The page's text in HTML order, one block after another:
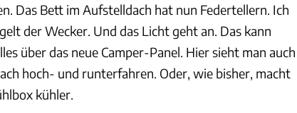
Das Bett im Aufstelldach hat nun Federtellern. Ich
der Wecker. Und das Licht geht an. Das kann
über das neue Camper-Panel. Hier sieht man auch
hoch- und runterfahren. Oder, wie bisher, macht
kühler.